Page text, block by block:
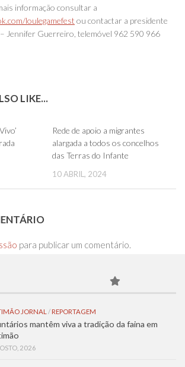
informação consultar a
loulegamefest ou contactar a presidente
Jennifer Guerreiro, telemóvel 962 590 966
LIKE...
Rede de apoio a migrantes
alargada a todos os concelhos
das Terras do Infante
10 ABRIL, 2024
para publicar um comentário.
JORNAL / REPORTAGEM
mantêm viva a tradição da faina em
2026